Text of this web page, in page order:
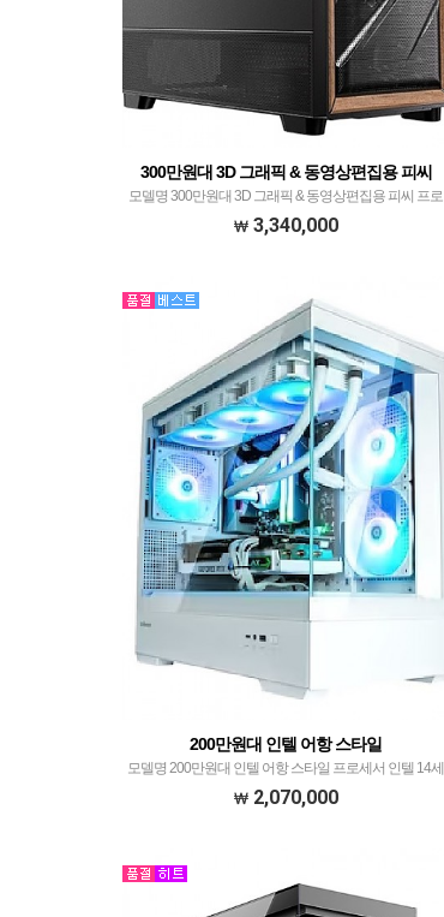
300만원대 3D 그래픽 & 동영상편집용 피씨
모델명 300만원대 3D 그래픽 & 동영상편집용 피씨​ 프로
세서 인텔 코어14세대 정품 i7-14700K with 발키리
3,340,000
200만원대 인텔 어항 스타일
모델명 200만원대 인텔 어항 스타일 프로세서 인텔 14세
대 i5-14600KF​ with이엠텍 레드빗 ICEFULL 360 ARGB​ 메
2,070,000